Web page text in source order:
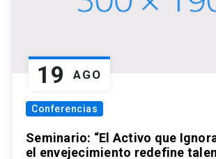
19 AGO
Conferencias
Seminario: “El Activo que
el envejecimiento redefine